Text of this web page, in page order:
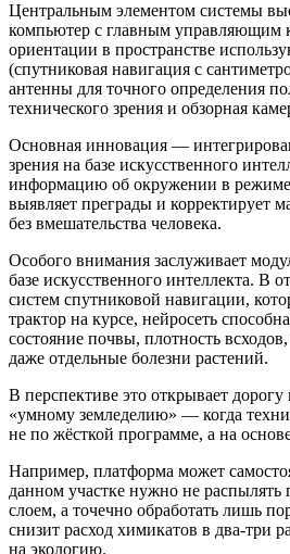
Центральным элементом системы
компьютер с главным управляющим
ориентации в пространстве
(спутниковая навигация с
антенны для точного определения
технического зрения и обзорная
Основная инновация —
зрения на базе искусственного
информацию об окружении в режиме
выявляет преграды и корректирует
без вмешательства человека.
Особого внимания заслуживает
базе искусственного интеллекта. В
систем спутниковой навигации,
трактор на курсе, нейросеть
состояние почвы, плотность
даже отдельные болезни растений.
В перспективе это открывает
«умному земледелию» — когда
не по жёсткой программе, а на
Например, платформа может
данном участке нужно не
слоем, а точечно обработать лишь
снизит расход химикатов в два-три
на экологию.